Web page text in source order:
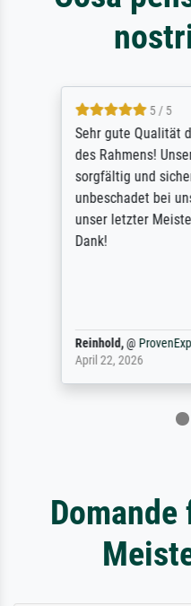
5 / 5
Sehr gute Qualität
des Rahmens!
sorgfältig und
unbeschadet bei
unser letzter
Dank!
Reinhold,@
April 22, 2026